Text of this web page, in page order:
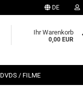
DE
Ihr Warenkorb
0,00 EUR
DVDS / FILME